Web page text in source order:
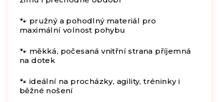
🐾 pružný a pohodlný materiál pro
maximální volnost pohybu
🐾 měkká, počesaná vnitřní strana příjemná
na dotek
🐾 ideální na procházky, agility, tréninky i
běžné nošení